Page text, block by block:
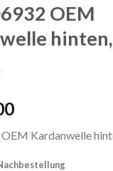
OEM
hinten,
Kardanwelle